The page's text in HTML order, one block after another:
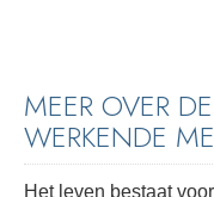
MEER OVER
WERKENDE
Het leven bestaat